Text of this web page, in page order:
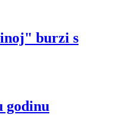
burzi s
godinu